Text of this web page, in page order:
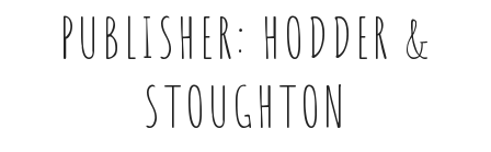
PUBLISHER: HODDER &
STOUGHTON